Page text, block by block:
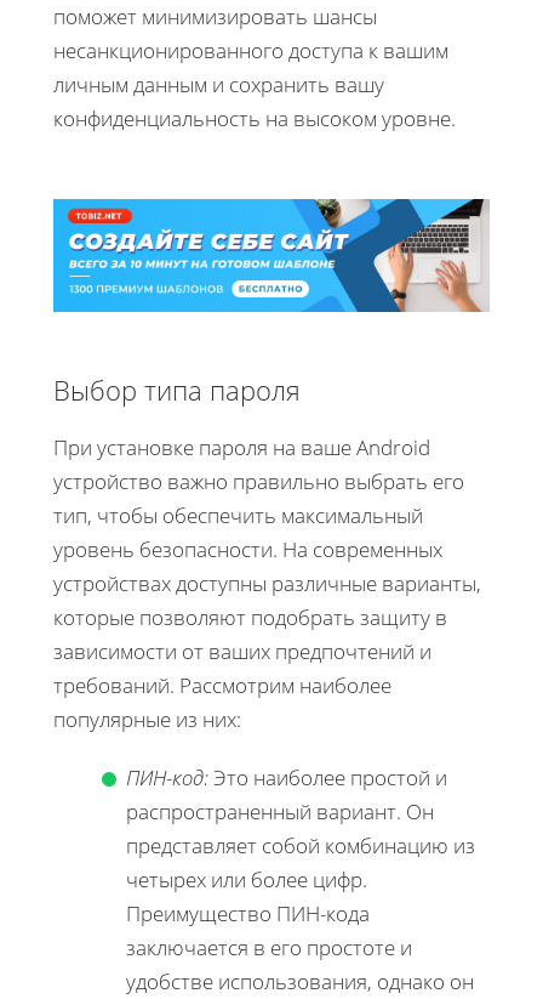
поможет минимизировать шансы
несанкционированного доступа к вашим
личным данным и сохранить вашу
конфиденциальность на высоком уровне.
Выбор типа пароля
При установке пароля на ваше Android
устройство важно правильно выбрать его
тип, чтобы обеспечить максимальный
уровень безопасности. На современных
устройствах доступны различные варианты,
которые позволяют подобрать защиту в
зависимости от ваших предпочтений и
требований. Рассмотрим наиболее
популярные из них:
ПИН-код:Это наиболее простой и
распространенный вариант. Он
представляет собой комбинацию из
четырех или более цифр.
Преимущество ПИН-кода
заключается в его простоте и
удобстве использования, однако он